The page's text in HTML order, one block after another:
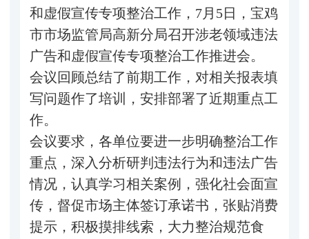
和虚假宣传专项整治工作，7月5日，宝鸡
市市场监管局高新分局召开涉老领域违法
广告和虚假宣传专项整治工作推进会。
会议回顾总结了前期工作，对相关报表填
写问题作了培训，安排部署了近期重点工
作。
会议要求，各单位要进一步明确整治工作
重点，深入分析研判违法行为和违法广告
情况，认真学习相关案例，强化社会面宣
传，督促市场主体签订承诺书，张贴消费
提示，积极摸排线索，大力整治规范食